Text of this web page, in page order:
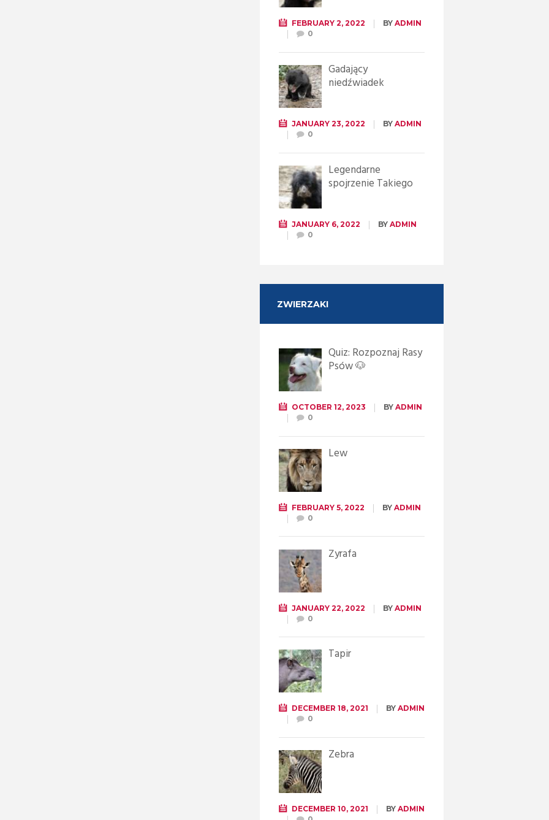
FEBRUARY 2, 2022 BY ADMIN
0
Gadający
niedźwiadek
JANUARY 23, 2022 BY ADMIN
0
Legendarne
spojrzenie Takiego
JANUARY 6, 2022 BY ADMIN
0
ZWIERZAKI
Quiz: Rozpoznaj Rasy
Psów 🐶
OCTOBER 12, 2023 BY ADMIN
0
Lew
FEBRUARY 5, 2022 BY ADMIN
0
Żyrafa
JANUARY 22, 2022 BY ADMIN
0
Tapir
DECEMBER 18, 2021 BY ADMIN
0
Zebra
DECEMBER 10, 2021 BY ADMIN